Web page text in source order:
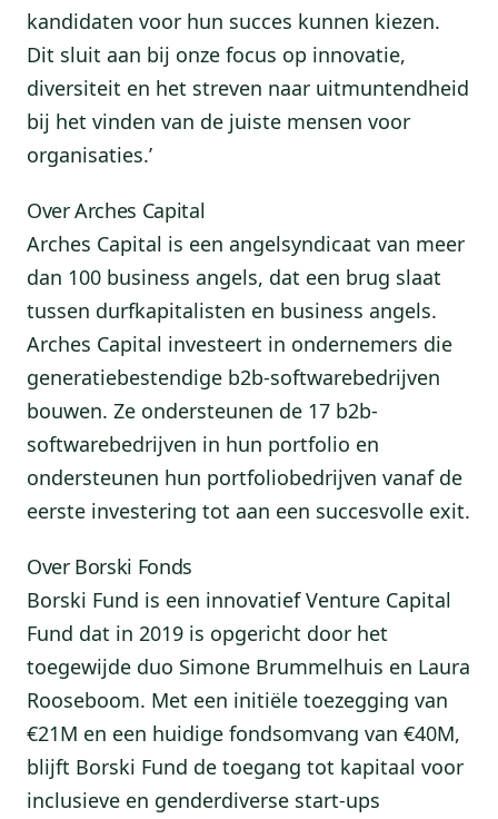
kandidaten voor hun succes kunnen kiezen.
Dit sluit aan bij onze focus op innovatie,
diversiteit en het streven naar uitmuntendheid
bij het vinden van de juiste mensen voor
organisaties.’
Over Arches Capital
Arches Capital is een angelsyndicaat van meer
dan 100 business angels, dat een brug slaat
tussen durfkapitalisten en business angels.
Arches Capital investeert in ondernemers die
generatiebestendige b2b-softwarebedrijven
bouwen. Ze ondersteunen de 17 b2b-
softwarebedrijven in hun portfolio en
ondersteunen hun portfoliobedrijven vanaf de
eerste investering tot aan een succesvolle exit.
Over Borski Fonds
Borski Fund is een innovatief Venture Capital
Fund dat in 2019 is opgericht door het
toegewijde duo Simone Brummelhuis en Laura
Rooseboom. Met een initiële toezegging van
€21M en een huidige fondsomvang van €40M,
blijft Borski Fund de toegang tot kapitaal voor
inclusieve en genderdiverse start-ups